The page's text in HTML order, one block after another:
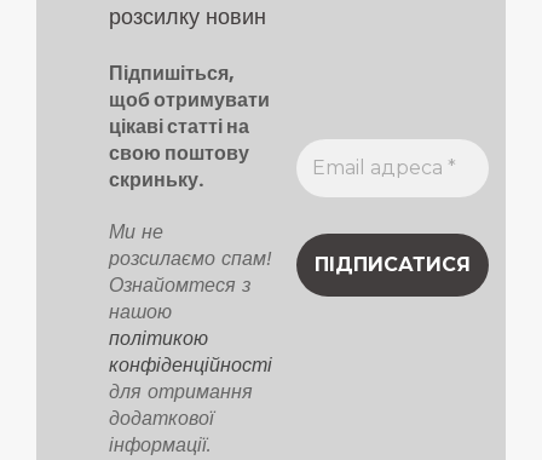
розсилку новин
Підпишіться,
щоб отримувати
цікаві статті на
свою поштову
скриньку.
Ми не
розсилаємо спам!
Ознайомтеся з
нашою
політикою
конфіденційності
для отримання
додаткової
інформації.